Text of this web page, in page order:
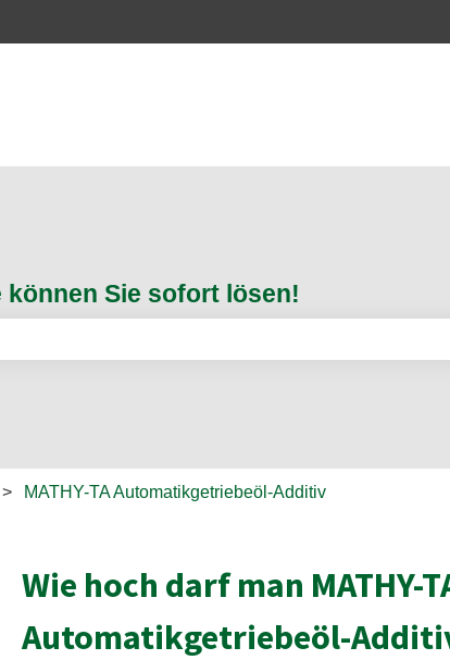
können Sie sofort lösen!
MATHY-TA Automatikgetriebeöl-Additiv
Wie hoch darf man MATHY-
Automatikgetriebeöl-